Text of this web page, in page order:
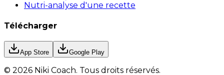
Nutri-analyse d'une recette
Télécharger
App Store Google Play
© 2026 Niki Coach. Tous droits réservés.